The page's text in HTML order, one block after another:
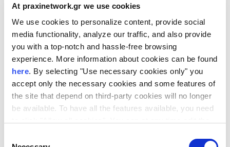
At praxinetwork.gr we use cookies
We use cookies to personalize content, provide social
media functionality, analyze our traffic, and also provide
you with a top-notch and hassle-free browsing
experience. More information about cookies can be found
here. By selecting "Use necessary cookies only" you
accept only the necessary cookies and some features of
the site that depend on third-party cookies will no longer
be available. To have all the features available, you need
our site under "Manage cookies".
της πρότασης
· Προσωπικές εμπειρίες από
υπότροφους ERC
· Υπηρεσίες υποστήριξης του
Δικτύου ΠΡΑΞΗ/ΙΤΕ για
υποψήφιους αιτούντες
European Research